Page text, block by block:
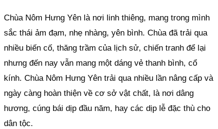
Chùa Nôm Hưng Yên là nơi linh thiêng, mang trong mình
sắc thái ảm đạm, nhẹ nhàng, yên bình. Chùa đã trải qua
nhiều biến cố, thăng trầm của lịch sử, chiến tranh để lại
nhưng đến nay vẫn mang một dáng vẻ thanh bình, cổ
kính. Chùa Nôm Hưng Yên trải qua nhiều lần nâng cấp và
ngày càng hoàn thiện về cơ sở vật chất, là nơi dâng
hương, cúng bái dịp đầu năm, hay các dịp lễ đặc thù cho
dân tộc.